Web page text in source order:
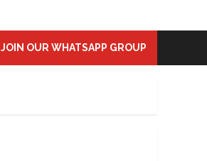
JOIN OUR WHATSAPP GROUP